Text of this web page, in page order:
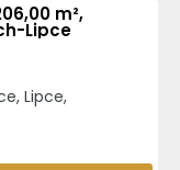
m²,
Lipce
Lipce,